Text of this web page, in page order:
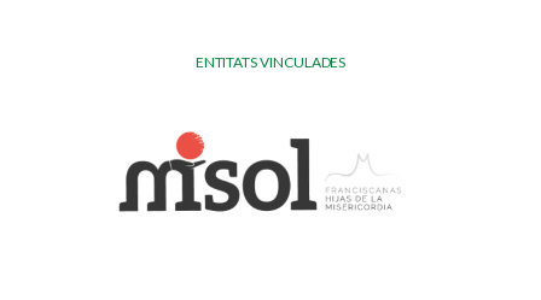
ENTITATS VINCULADES